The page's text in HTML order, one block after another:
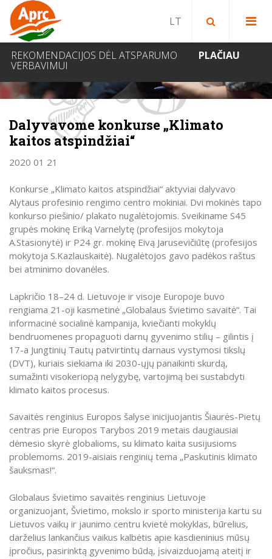
REKOMENDACIJOS DĖL ATSPARUMO
VERBAVIMUI
PLAČIAU
Paieška bibliotekoje
NAUJIENOS
Dalyvavome konkurse „Klimato
kaitos atspindžiai“
2020 01 21
Konkurse „Klimato kaitos atspindžiai“ aktyviai dalyvavo
Alytaus profesinio rengimo centro mokiniai. Dvi mokinės tapo
konkurso piešinio/ plakato nugalėtojomis. Sveikiname S45
grupės mokinę Eriką Varnelytę (profesijos mokytoja
A.Stasionytė) ir P24 gr. mokinę Eivą Jarusevičiūtę (profesijos
mokytoja S.Kazlauskaitė). Nugalėtojos gavo padėkos raštus
bei atminimo dovanėles.
Lapkričio 18–24 d. Lietuvoje ir visoje Europoje buvo
rengiama 21-oji kasmetinė „Globalaus švietimo savaitė“. Tai
informacinė socialinė kampanija, kviečianti mokyklų
bendruomenes propaguoti darnų gyvenimo stilių – gilintis į
17-a Jungtinių Tautų patvirtintų darnaus vystymosi tikslų
(DVT), kuriais siekiama iki 2030-ųjų panaikinti skurdą,
sumažinti visokeriopą nelygybę, vartojimą bei sustabdyti
klimato kaitos procesus.
Savaitės renginius Europos šalyse inicijuojantis Šiaurės-Pietų
centras prie Europos Tarybos 2019 metais daugiausiai
dėmesio skyrė globalioms, su klimato kaita susijusioms
problemoms. 2019-aisiais renginių tema „Paskutinis klimato
šauksmas!“.
Globalaus švietimo savaitės renginius Lietuvoje
organizuojant, Švietimo, mokslo ir sporto ministerija kartu su
Lietuvos vaikų ir jaunimo centru kvietė mokyklas, būrelius,
darželius lankančius vaikus kalbėtis apie kasdieninius mūsų
įpročius, pasirinktą gyvenimo būdą, įsivaizduojamą ateitį ir